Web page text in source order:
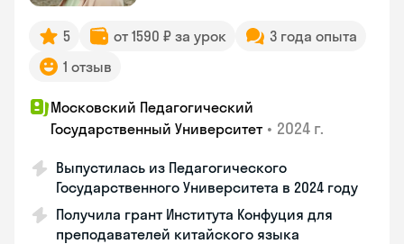
5 от 1590 ₽ за урок
3 года опыта
1 отзыв
Московский Педагогический
Государственный Университет • 2024 г.
Выпустилась из Педагогического
Государственного Университета в 2024 году
Получила грант Института Конфуция для
преподавателей китайского языка